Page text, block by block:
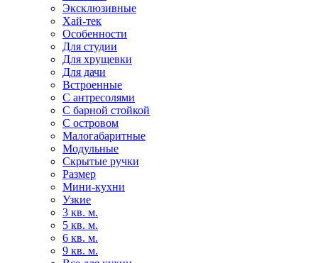
Эксклюзивные
Хай-тек
Особенности
Для студии
Для хрущевки
Для дачи
Встроенные
С антресолями
С барной стойкой
С островом
Малогабаритные
Модульные
Скрытые ручки
Размер
Мини-кухни
Узкие
3 кв. м.
5 кв. м.
6 кв. м.
9 кв. м.